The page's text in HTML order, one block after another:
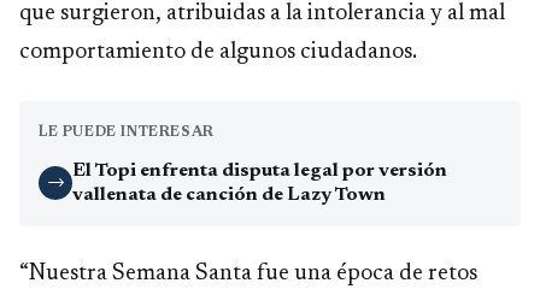
que surgieron, atribuidas a la intolerancia y al mal
comportamiento de algunos ciudadanos.
LE PUEDE INTERESAR
→
El Topi enfrenta disputa legal por versión
vallenata de canción de Lazy Town
“Nuestra Semana Santa fue una época de retos